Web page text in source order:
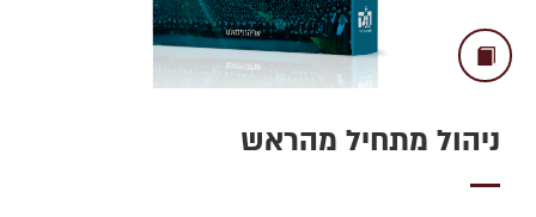
ניהול מתחיל מהראש